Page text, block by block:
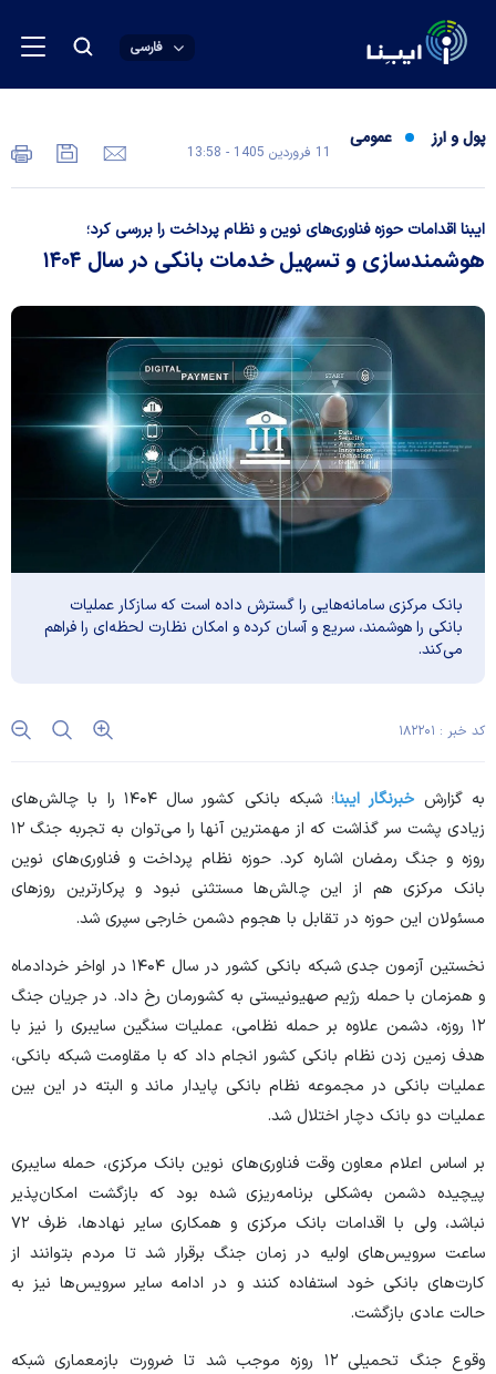
فارسی
پول و ارز عمومی
11 فروردين 1405 - 13:58
ایبنا اقدامات حوزه فناوری‌های نوین و نظام پرداخت را بررسی کرد؛
هوشمندسازی و تسهیل خدمات بانکی در سال ۱۴۰۴
بانک مرکزی سامانه‌هایی را گسترش داده است که سازکار عملیات
بانکی را هوشمند، سریع و آسان کرده و امکان نظارت لحظه‌ای را فراهم
می‌کند.
کد خبر : ۱۸۲۲۰۱
به گزارش خبرنگار ایبنا
؛ شبکه بانکی کشور سال ۱۴۰۴ را با چالش‌های
زیادی پشت سر گذاشت که از مهمترین آنها را می‌توان به تجربه جنگ ۱۲
روزه و جنگ رمضان اشاره کرد. حوزه نظام پرداخت و فناوری‌های نوین
بانک مرکزی هم از این چالش‌ها مستثنی نبود و پرکارترین روز‌های
مسئولان این حوزه در تقابل با هجوم دشمن خارجی سپری شد.
نخستین آزمون جدی شبکه بانکی کشور در سال ۱۴۰۴ در اواخر خردادماه
و همزمان با حمله رژیم صهیونیستی به کشورمان رخ داد. در جریان جنگ
۱۲ روزه، دشمن علاوه بر حمله نظامی، عملیات سنگین سایبری را نیز با
هدف زمین زدن نظام بانکی کشور انجام داد که با مقاومت شبکه بانکی،
عملیات بانکی در مجموعه نظام بانکی پایدار ماند و البته در این بین
عملیات دو بانک دچار اختلال شد.
بر اساس اعلام معاون وقت فناوری‌های نوین بانک مرکزی، حمله سایبری
پیچیده دشمن به‌شکلی برنامه‌ریزی شده بود که بازگشت امکان‌پذیر
نباشد، ولی با اقدامات بانک مرکزی و همکاری سایر نهادها، ظرف ۷۲
ساعت سرویس‌های اولیه در زمان جنگ برقرار شد تا مردم بتوانند از
کارت‌های بانکی خود استفاده کنند و در ادامه سایر سرویس‌ها نیز به
حالت عادی بازگشت.
وقوع جنگ تحمیلی ۱۲ روزه موجب شد تا ضرورت بازمعماری شبکه